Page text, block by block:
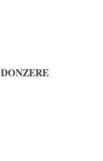
DONZERE